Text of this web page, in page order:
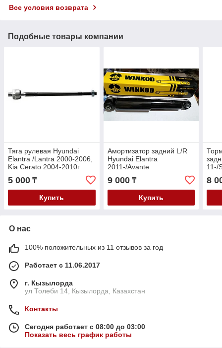
Все условия возврата
Подобные товары компании
Тяга рулевая Hyundai
Elantra /Lantra 2000-2006,
Kia Cerato 2004-2010г
5 000 ₸
Купить
Амортизатор задний L/R
Hyundai Elantra
2011-/Avante
2011-/Veloster 2011-/Kia
Cerato 2011-/Rio 2011-
9 000₸
Купить
11-/
11-/
8
О нас
100% положительных из 11 отзывов за год
Работает с 11.06.2017
г. Кызылорда
ул Толеби 14, Кызылорда, Казахстан
Контакты
Сегодня работает с 08:00 до 03:00
Показать весь график работы